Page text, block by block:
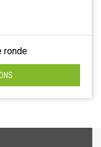
ronde